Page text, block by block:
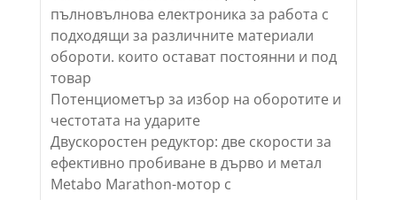
пълновълнова електроника за работа с
подходящи за различните материали
обороти. които остават постоянни и под
товар
Потенциометър за избор на оборотите и
честотата на ударите
Двускоростен редуктор: две скорости за
ефективно пробиване в дърво и метал
Metabo Marathon-мотор с